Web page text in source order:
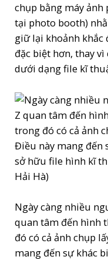
chụp bằng máy
tại photo booth)
giữ lại khoảnh
đặc biệt hơn, thay
dưới dạng file kĩ
Ngày càng nhiều
quan tâm đến hình
đó có cả ảnh chụp
mang đến sự khác